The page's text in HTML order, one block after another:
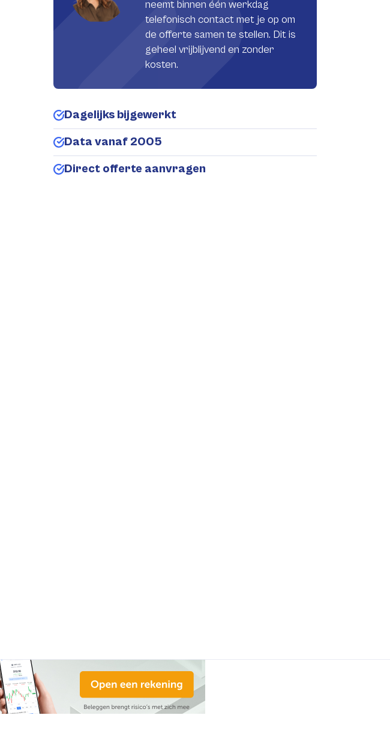
neemt binnen één werkdag
telefonisch contact met je op om
de offerte samen te stellen. Dit is
geheel vrijblijvend en zonder
kosten.
Dagelijks bijgewerkt
Data vanaf 2005
Direct offerte aanvragen